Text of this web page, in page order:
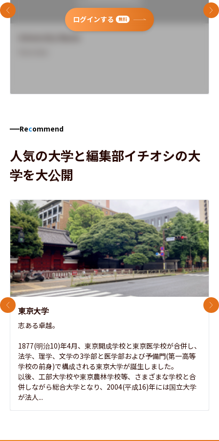
ログインする 無料
前のスライド 次
Recommend
人気の大学と編集部イチオシの大
学を大公開
東京大学
志ある卓越。
1877(明治10)年4月、東京開成学校と東京医学校が合併し、
法学、理学、文学の3学部と医学部および予備門(第一高等
学校の前身)で構成される東京大学が誕生しました。
以後、工部大学校や東京農林学校等、さまざまな学校と合
併しながら総合大学となり、2004(平成16)年には国立大学
が法人...
前のスライド 次